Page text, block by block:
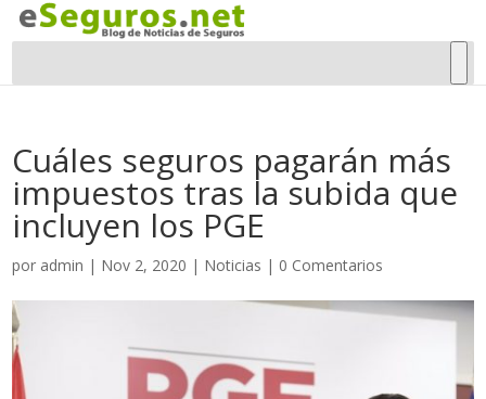
Cuáles seguros pagarán más
impuestos tras la subida que
incluyen los PGE
por admin | Nov 2, 2020 | Noticias | 0 Comentarios